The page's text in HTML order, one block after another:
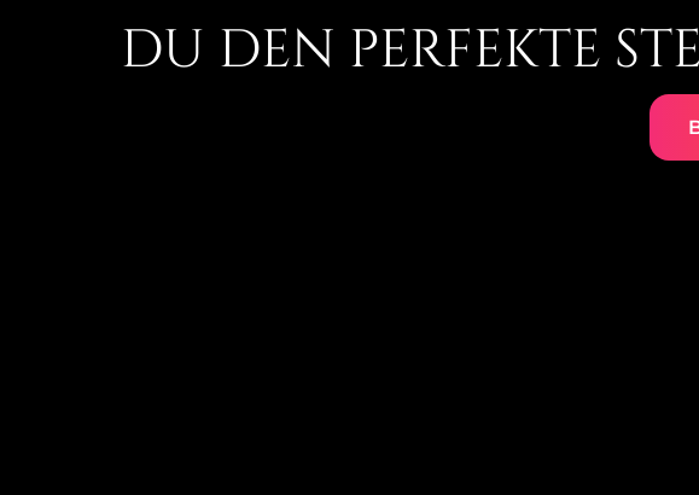
du den perfekte